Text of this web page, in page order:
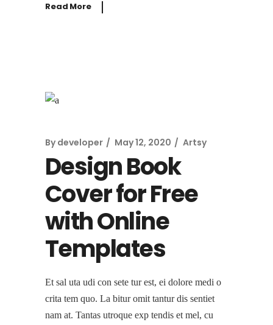
Read More
By developer May 12, 2020 Artsy
Design Book
Cover for Free
with Online
Templates
Et sal uta udi con sete tur est, ei dolore medi o
crita tem quo. La bitur omit tantur dis sentiet
nam at. Tantas utroque exp tendis et mel, cu